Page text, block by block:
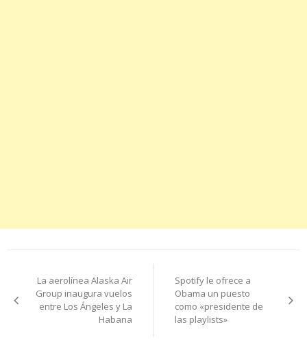
de
entradas
La aerolínea Alaska Air
Group inaugura vuelos
entre Los Ángeles y La
Habana
Spotify le ofrece a
Obama un puesto
como «presidente de
las playlists»